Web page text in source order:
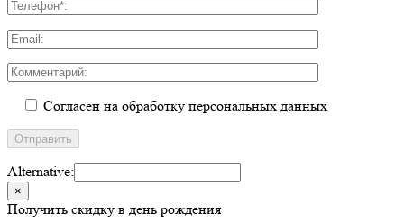
Согласен на обработку персональных данных
Alternative:
×
Получить скидку в день рождения